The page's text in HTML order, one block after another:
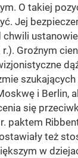
O takiej
Jej
Groźnym
i Berlin,
się
paktem
też
w